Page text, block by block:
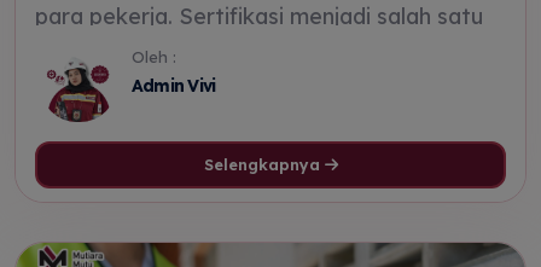
para pekerja. Sertifikasi menjadi salah satu
cara untuk menunjukkan kompetensi dalam
bidang ini.
Oleh :
Admin Vivi
Selengkapnya